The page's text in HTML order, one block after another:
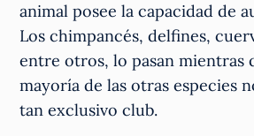
animal posee la capacidad de
Los chimpancés, delfines,
entre otros, lo pasan mientras
mayoría de las otras especies
tan exclusivo club.